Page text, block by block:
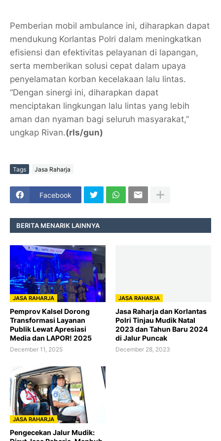
Pemberian mobil ambulance ini, diharapkan dapat
mendukung Korlantas Polri dalam meningkatkan
efisiensi dan efektivitas pelayanan di lapangan,
serta memberikan solusi cepat dalam upaya
penyelamatan korban kecelakaan lalu lintas.
“Dengan sinergi ini, diharapkan dapat
menciptakan lingkungan lalu lintas yang lebih
aman dan nyaman bagi seluruh masyarakat,”
ungkap Rivan.(rls/gun)
Tags Jasa Raharja
Facebook
BERITA MENARIK LAINNYA
JASA RAHARJA
Pemprov Kalsel Dorong
Transformasi Layanan
Publik Lewat Apresiasi
Media dan LAPOR! 2025
December 11, 2025
JASA RAHARJA
Jasa Raharja dan Korlantas
Polri Tinjau Mudik Natal
2023 dan Tahun Baru 2024
di Jalur Puncak
December 28, 2023
JASA RAHARJA
Pengecekan Jalur Mudik: